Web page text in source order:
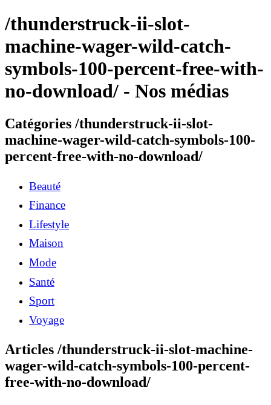
/thunderstruck-ii-slot-
machine-wager-wild-catch-
symbols-100-percent-free-with-
no-download/ - Nos médias
Catégories /thunderstruck-ii-slot-
machine-wager-wild-catch-symbols-100-
percent-free-with-no-download/
Beauté
Finance
Lifestyle
Maison
Mode
Santé
Sport
Voyage
Articles /thunderstruck-ii-slot-machine-
wager-wild-catch-symbols-100-percent-
free-with-no-download/